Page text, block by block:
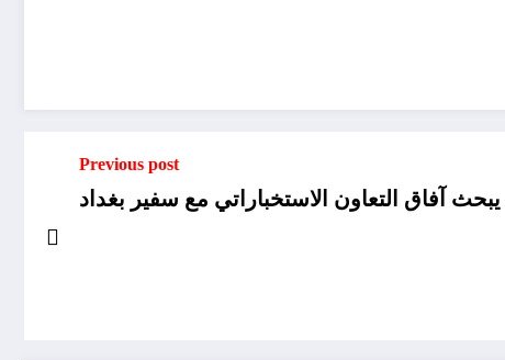
Previous post
آفاق التعاون الاستخباراتي مع سفير بغداد